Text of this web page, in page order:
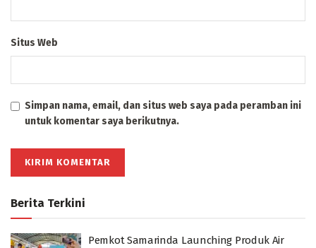
Situs Web
Simpan nama, email, dan situs web saya pada peramban ini
untuk komentar saya berikutnya.
Berita Terkini
Pemkot Samarinda Launching Produk Air